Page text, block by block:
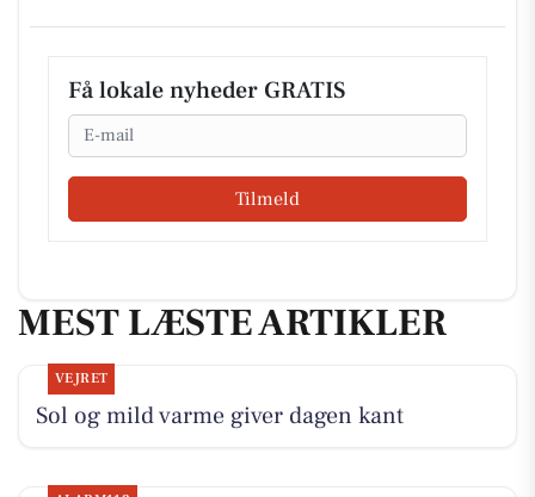
Få lokale nyheder GRATIS
Email
Tilmeld
MEST LÆSTE ARTIKLER
VEJRET
Sol og mild varme giver dagen kant